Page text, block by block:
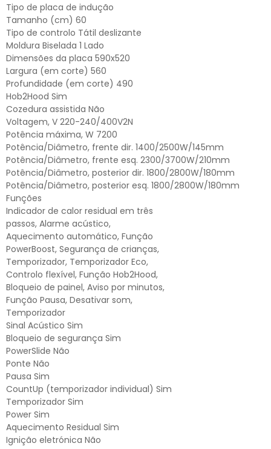
Tipo de placa de indução
Tamanho (cm) 60
Tipo de controlo Tátil deslizante
Moldura Biselada 1 Lado
Dimensões da placa 590x520
Largura (em corte) 560
Profundidade (em corte) 490
Hob2Hood Sim
Cozedura assistida Não
Voltagem, V 220-240/400V2N
Potência máxima, W 7200
Potência/Diâmetro, frente dir. 1400/2500W/145mm
Potência/Diâmetro, frente esq. 2300/3700W/210mm
Potência/Diâmetro, posterior dir. 1800/2800W/180mm
Potência/Diâmetro, posterior esq. 1800/2800W/180mm
Funções
Indicador de calor residual em três
passos, Alarme acústico,
Aquecimento automático, Função
PowerBoost, Segurança de crianças,
Temporizador, Temporizador Eco,
Controlo flexível, Função Hob2Hood,
Bloqueio de painel, Aviso por minutos,
Função Pausa, Desativar som,
Temporizador
Sinal Acústico Sim
Bloqueio de segurança Sim
PowerSlide Não
Ponte Não
Pausa Sim
CountUp (temporizador individual) Sim
Temporizador Sim
Power Sim
Aquecimento Residual Sim
Ignição eletrónica Não